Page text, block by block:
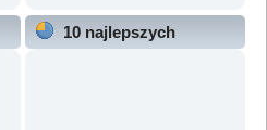
10 najlepszych